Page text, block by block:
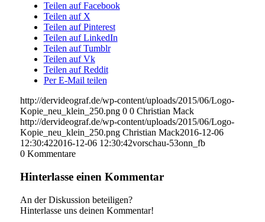
Teilen auf Facebook
Teilen auf X
Teilen auf Pinterest
Teilen auf LinkedIn
Teilen auf Tumblr
Teilen auf Vk
Teilen auf Reddit
Per E-Mail teilen
http://dervideograf.de/wp-content/uploads/2015/06/Logo-
Kopie_neu_klein_250.png 0 0 Christian Mack
http://dervideograf.de/wp-content/uploads/2015/06/Logo-
Kopie_neu_klein_250.png Christian Mack2016-12-06
12:30:422016-12-06 12:30:42vorschau-53onn_fb
0 Kommentare
Hinterlasse einen Kommentar
An der Diskussion beteiligen?
Hinterlasse uns deinen Kommentar!